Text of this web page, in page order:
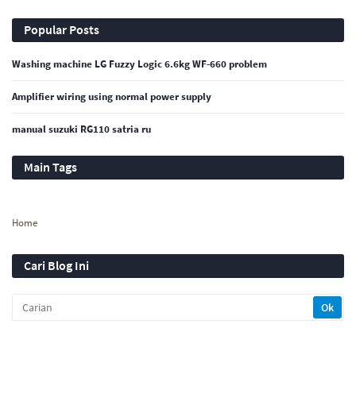
Popular Posts
Washing machine LG Fuzzy Logic 6.6kg WF-660 problem
Amplifier wiring using normal power supply
manual suzuki RG110 satria ru
Main Tags
Home
Cari Blog Ini